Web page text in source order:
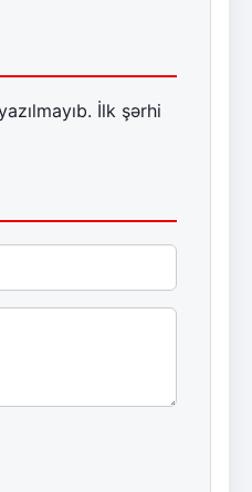
İlk şərhi